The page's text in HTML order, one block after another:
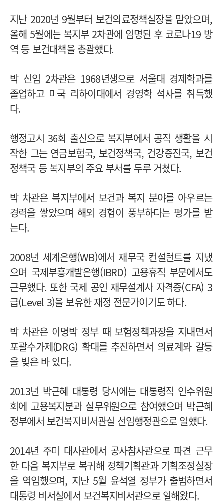
지난 2020년 9월부터 보건의료정책실장을 맡았으며,
올해 5월에는 복지부 2차관에 임명된 후 코로나19 방
역 등 보건대책을 총괄했다.
박 신임 2차관은 1968년생으로 서울대 경제학과를
졸업하고 미국 리하이대에서 경영학 석사를 취득했
다.
행정고시 36회 출신으로 복지부에서 공직 생활을 시
작한 그는 연금보험국, 보건정책국, 건강증진국, 보건
정책국 등 복지부의 주요 부서를 두루 거쳤다.
박 차관은 복지부에서 보건과 복지 분야를 아우르는
경력을 쌓았으며 해외 경험이 풍부하다는 평가를 받
는다.
2008년 세계은행(WB)에서 재무국 컨설턴트를 지냈
으며 국제부흥개발은행(IBRD) 고용휴직 부문에서도
근무했다. 또한 국제 공인 재무설계사 자격증(CFA) 3
급(Level 3)을 보유한 재정 전문가이기도 하다.
박 차관은 이명박 정부 때 보험정책과장을 지내면서
포괄수가제(DRG) 확대를 추진하면서 의료계와 갈등
을 빚은 바 있다.
2013년 박근혜 대통령 당시에는 대통령직 인수위원
회에 고용복지분과 실무위원으로 참여했으며 박근혜
정부에서 보건복지비서관실 선임행정관으로 일했다.
2014년 주미 대사관에서 공사참사관으로 파견 근무
한 다음 복지부로 복귀해 정책기획관과 기획조정실장
을 역임했으며, 지난 5월 윤석열 정부가 출범하면서
대통령 비서실에서 보건복지비서관으로 일해왔다.